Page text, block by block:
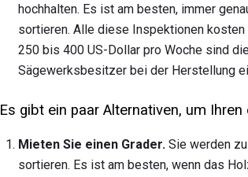
hochhalten. Es ist am besten, immer
sortieren. Alle diese Inspektionen
250 bis 400 US-Dollar pro Woche sind
Sägewerksbesitzer bei der Herstellung
Es gibt ein paar Alternativen, um
Mieten Sie einen Grader. Sie werden
sortieren. Es ist am besten, wenn das